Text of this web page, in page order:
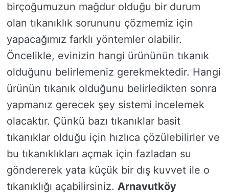
birçoğumuzun mağdur olduğu bir durum
olan tıkanıklık sorununu çözmemiz için
yapacağımız farklı yöntemler olabilir.
Öncelikle, evinizin hangi ürününün tıkanık
olduğunu belirlemeniz gerekmektedir. Hangi
ürünün tıkanık olduğunu belirledikten sonra
yapmanız gerecek şey sistemi incelemek
olacaktır. Çünkü bazı tıkanıklar basit
tıkanıklar olduğu için hızlıca çözülebilirler ve
bu tıkanıklıkları açmak için fazladan su
göndererek yata küçük bir dış kuvvet ile o
tıkanıklığı açabilirsiniz. Arnavutköy